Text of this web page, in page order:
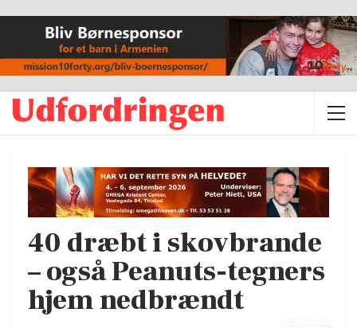
40 dræbt i skovbrande
– også Peanuts-tegners
hjem nedbrændt